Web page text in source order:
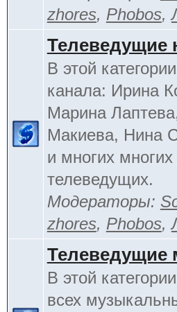
zhores, Phobos,
Телеведущие
В этой
канала: Ирина
Марина
Макиева, Нина
и многих
телеведущих.
Модераторы:
zhores, Phobos,
Телеведущие
В этой
всех